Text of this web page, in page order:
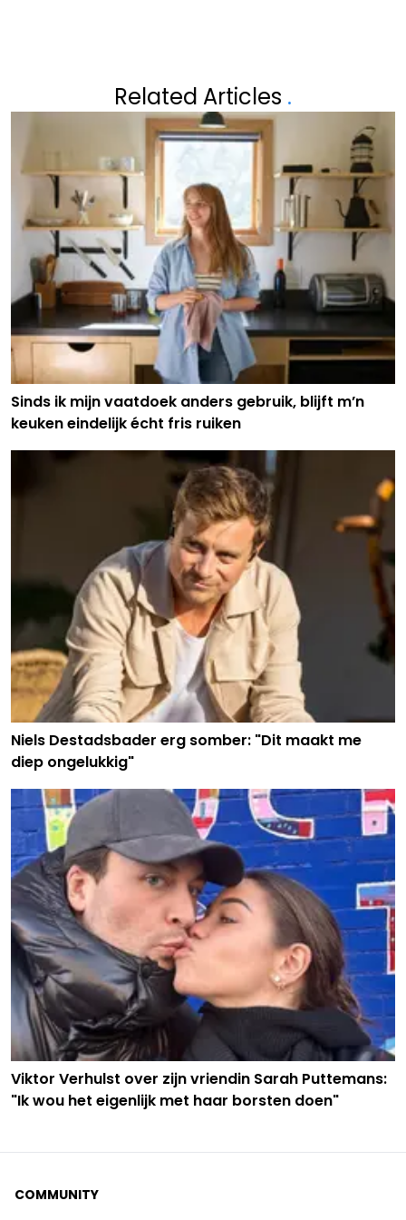
Related Articles .
Sinds ik mijn vaatdoek anders gebruik, blijft m’n
keuken eindelijk écht fris ruiken
Niels Destadsbader erg somber: "Dit maakt me
diep ongelukkig"
Viktor Verhulst over zijn vriendin Sarah Puttemans:
"Ik wou het eigenlijk met haar borsten doen"
COMMUNITY